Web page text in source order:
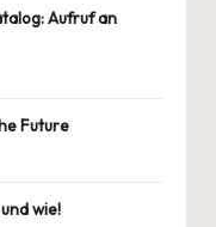
Aufruf an
Future
wie!